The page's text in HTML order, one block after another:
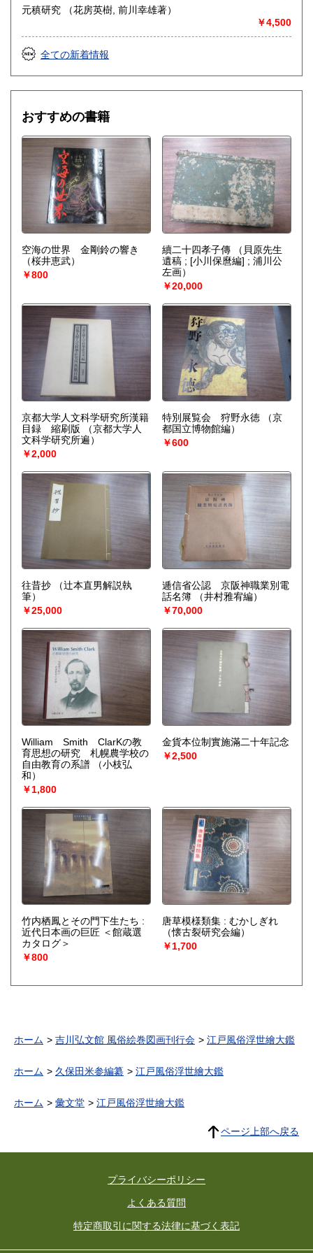
元稹研究 （花房英樹, 前川幸雄著）
￥4,500
全ての新着情報
おすすめの書籍
空海の世界 金剛鈴の響き
（桜井恵武）
￥800
續二十四孝子傳
（貝原先生
遺稿 ; [小川保麿編] ; 浦川公
左画）
￥20,000
京都大学人文科学研究所漢籍
目録 縮刷版
（京都大学人
文科学研究所遍）
￥2,000
特別展覧会 狩野永徳
（京
都国立博物館編）
￥600
往昔抄
（辻本直男解説執
筆）
￥25,000
逓信省公認 京阪神職業別電
話名簿
（井村雅宥編）
￥70,000
William Smith ClarKの教
育思想の研究 札幌農学校の
自由教育の系譜
（小枝弘
和）
￥1,800
金貨本位制實施滿二十年記念
￥2,500
竹内栖鳳とその門下生たち :
近代日本画の巨匠 ＜館蔵選
カタログ＞
￥800
唐草模様類集 : むかしぎれ
（懐古裂研究会編）
￥1,700
ホーム 吉川弘文館 風俗絵巻図画刊行会 江戸風俗浮世繪大鑑
ホーム 久保田米参編纂 江戸風俗浮世繪大鑑
ホーム 彙文堂 江戸風俗浮世繪大鑑
ページ上部へ戻る
プライバシーポリシー
よくある質問
特定商取引に関する法律に基づく表記